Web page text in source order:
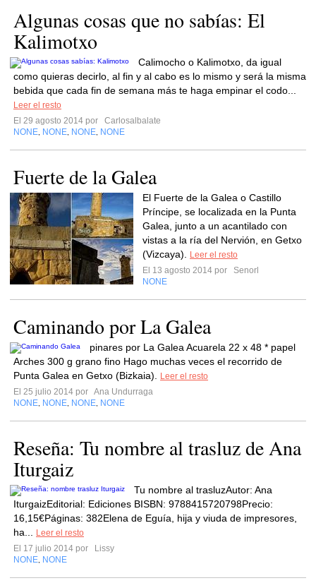
Algunas cosas que no sabías: El
Kalimotxo
Calimocho o Kalimotxo, da igual
como quieras decirlo, al fin y al cabo es lo mismo y será la misma
bebida que cada fin de semana más te haga empinar el codo...
Leer el resto
El 29 agosto 2014 por
Carlosalbalate
NONE NONE NONE NONE
Fuerte de la Galea
El Fuerte de la Galea o Castillo
Príncipe, se localizada en la Punta
Galea, junto a un acantilado con
vistas a la ría del Nervión, en Getxo
(Vizcaya).
Leer el resto
El 13 agosto 2014 por
Senorl
NONE
Caminando por La Galea
pinares por La Galea Acuarela 22 x 48 * papel
Arches 300 g grano fino Hago muchas veces el recorrido de
Punta Galea en Getxo (Bizkaia).
Leer el resto
El 25 julio 2014 por Ana Undurraga
NONE NONE NONE NONE
Reseña: Tu nombre al trasluz de Ana
Iturgaiz
Tu nombre al trasluzAutor: Ana
IturgaizEditorial: Ediciones BISBN: 9788415720798Precio:
16,15€Páginas: 382Elena de Eguía, hija y viuda de impresores,
ha...
Leer el resto
El 17 julio 2014 por
Lissy
NONE NONE